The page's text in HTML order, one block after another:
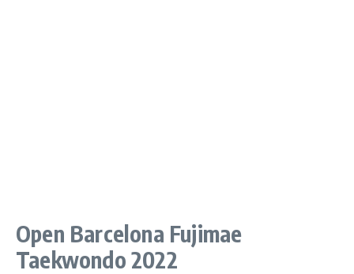
Open Barcelona Fujimae
Taekwondo 2022